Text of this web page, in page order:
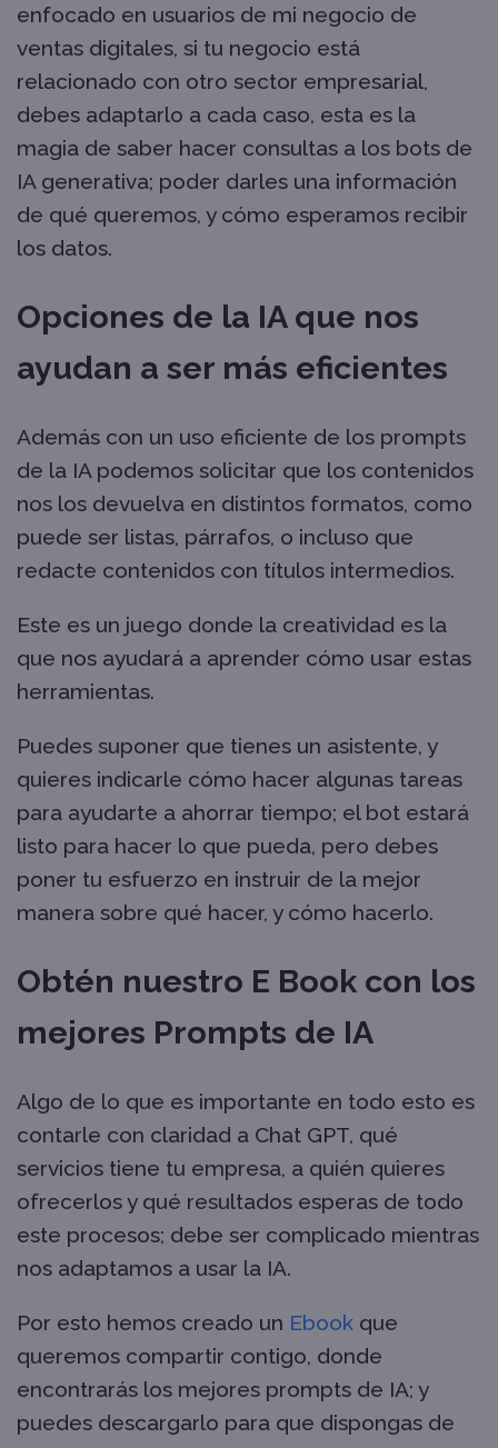
enfocado en usuarios de mi negocio de
ventas digitales, si tu negocio está
relacionado con otro sector empresarial,
debes adaptarlo a cada caso, esta es la
magia de saber hacer consultas a los bots de
IA generativa; poder darles una información
de qué queremos, y cómo esperamos recibir
los datos.
Opciones de la IA que nos
ayudan a ser más eficientes
Además con un uso eficiente de los prompts
de la IA podemos solicitar que los contenidos
nos los devuelva en distintos formatos, como
puede ser listas, párrafos, o incluso que
redacte contenidos con títulos intermedios.
Este es un juego donde la creatividad es la
que nos ayudará a aprender cómo usar estas
herramientas.
Puedes suponer que tienes un asistente, y
quieres indicarle cómo hacer algunas tareas
para ayudarte a ahorrar tiempo; el bot estará
listo para hacer lo que pueda, pero debes
poner tu esfuerzo en instruir de la mejor
manera sobre qué hacer, y cómo hacerlo.
Obtén nuestro E Book con los
mejores Prompts de IA
Algo de lo que es importante en todo esto es
contarle con claridad a Chat GPT, qué
servicios tiene tu empresa, a quién quieres
ofrecerlos y qué resultados esperas de todo
este procesos; debe ser complicado mientras
nos adaptamos a usar la IA.
Por esto hemos creado un Ebook que
queremos compartir contigo, donde
encontrarás los mejores prompts de IA; y
puedes descargarlo para que dispongas de